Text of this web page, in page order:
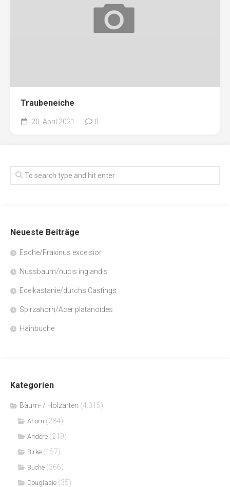
Traubeneiche
20. April 2021 0
Neueste Beiträge
Esche/Fraxinus excelsior
Nussbaum/nucis inglandis
Edelkastanie/durchs Castings
Spirzahorn/Acer platanoides
Hainbuche
Kategorien
Bäum- / Holzarten (4.015)
Ahorn (284)
Andere (219)
Birke (157)
Buche (266)
Douglasie (35)